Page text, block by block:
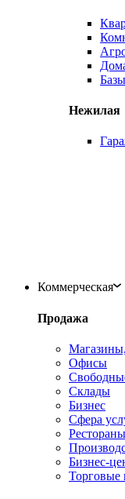
Нежилая
Коммерческая
Продажа
Офисы
Склады
Бизнес
Сфера
Бизнес-
Торговые